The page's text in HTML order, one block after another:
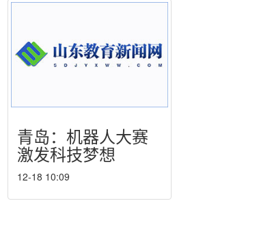
青岛：机器人大赛
激发科技梦想
12-18 10:09